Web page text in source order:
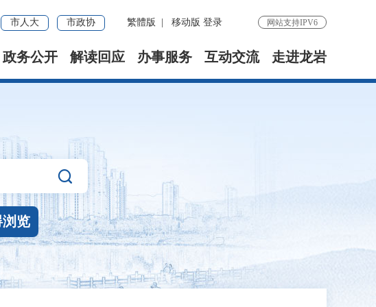
市人大 市政协 繁體版 移动版 登录 网站支持IPV6
政务公开 解读回应 办事服务 互动交流 走进龙岩

浏览